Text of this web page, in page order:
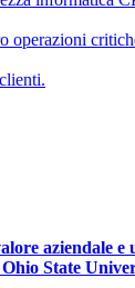
operazioni
aziendale e
State